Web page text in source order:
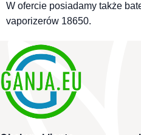
W ofercie posiadamy także
vaporizerów 18650.